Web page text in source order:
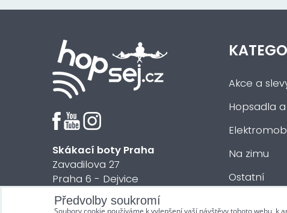
Skákací boty Praha
Zavadilova 27
Praha 6 - Dejvice
© 2018 HOPsej.cz
Akce a
Hopsadla
Na zimu
Ostatní
Předvolby soukromí
Soubory cookie používáme k vylepšení vaší návštěvy tohoto webu,